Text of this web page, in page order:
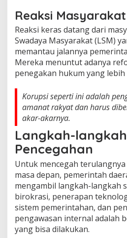
Reaksi Masyarakat
Reaksi keras datang dari
Swadaya Masyarakat (LSM)
memantau jalannya
Mereka menuntut adanya
penegakan hukum yang lebih
Korupsi seperti ini adalah
amanat rakyat dan harus
akar-akarnya.
Langkah-langkah
Pencegahan
Untuk mencegah
masa depan, pemerintah
mengambil langkah-langkah
birokrasi, penerapan
sistem pemerintahan, dan
pengawasan internal adalah
yang bisa dilakukan.